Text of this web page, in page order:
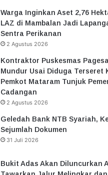
Warga Inginkan Aset 2,76
LAZ di Mambalan Jadi
Sentra Perikanan
2 Agustus 2026
Kontraktor Puskesmas
Mundur Usai Diduga Terseret
Pemkot Mataram Tunjuk
Cadangan
2 Agustus 2026
Geledah Bank NTB Syariah,
Sejumlah Dokumen
31 Juli 2026
Bukit Adas Akan Diluncurkan